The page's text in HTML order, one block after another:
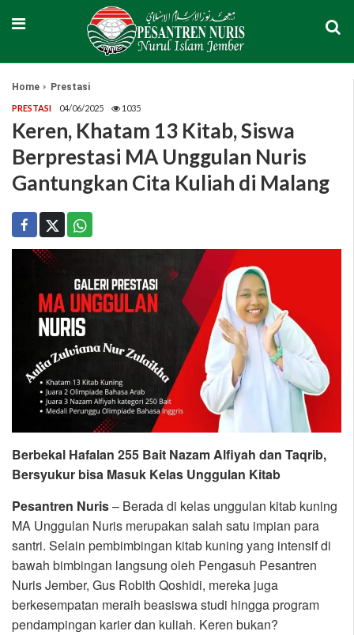
Home Prestasi
PRESTASI 04/06/2025 1035
Keren, Khatam 13 Kitab, Siswa
Berprestasi MA Unggulan Nuris
Gantungkan Cita Kuliah di Malang
Berbekal Hafalan 255 Bait Nazam Alfiyah dan Taqrib,
Bersyukur bisa Masuk Kelas Unggulan Kitab
Pesantren Nuris– Berada di kelas unggulan kitab kuning
MA Unggulan Nuris merupakan salah satu impian para
santri. Selain pembimbingan kitab kuning yang intensif di
bawah bimbingan langsung oleh Pengasuh Pesantren
Nuris Jember, Gus Robith Qoshidi, mereka juga
berkesempatan meraih beasiswa studi hingga program
pendampingan karier dan kuliah. Keren bukan?